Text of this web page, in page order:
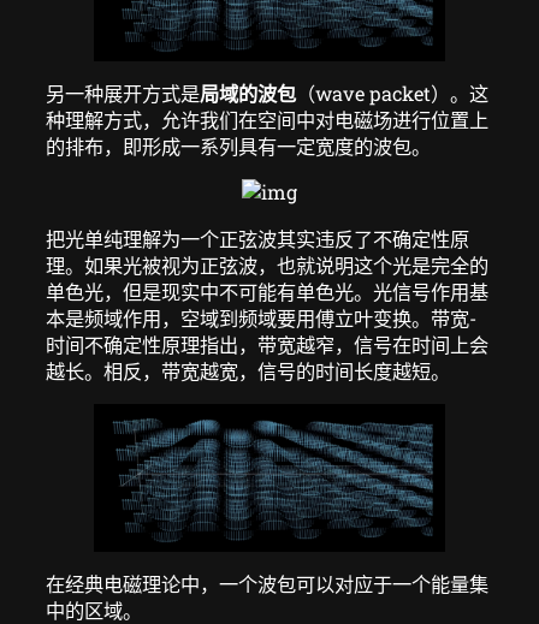
另一种展开方式是局域的波包（wave packet）。这
种理解方式，允许我们在空间中对电磁场进行位置上
的排布，即形成一系列具有一定宽度的波包。
把光单纯理解为一个正弦波其实违反了不确定性原
理。如果光被视为正弦波，也就说明这个光是完全的
单色光，但是现实中不可能有单色光。光信号作用基
本是频域作用，空域到频域要用傅立叶变换。带宽-
时间不确定性原理指出，带宽越窄，信号在时间上会
越长。相反，带宽越宽，信号的时间长度越短。
在经典电磁理论中，一个波包可以对应于一个能量集
中的区域。